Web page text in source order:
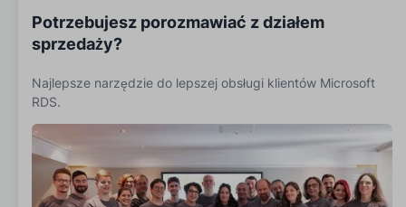
Potrzebujesz porozmawiać z działem
sprzedaży?
Najlepsze narzędzie do lepszej obsługi klientów Microsoft
RDS.